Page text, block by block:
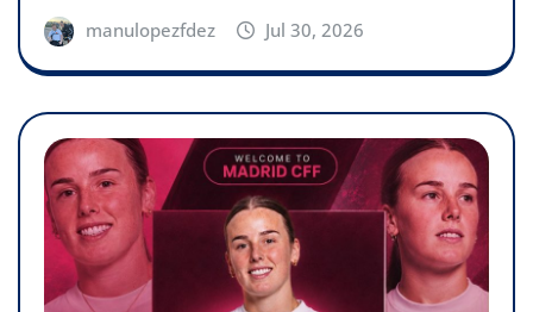
manulopezfdez Jul 30, 2026